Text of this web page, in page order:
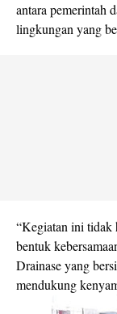
antara pemerintah
lingkungan yang
“Kegiatan ini tidak
bentuk
Drainase yang
mendukung